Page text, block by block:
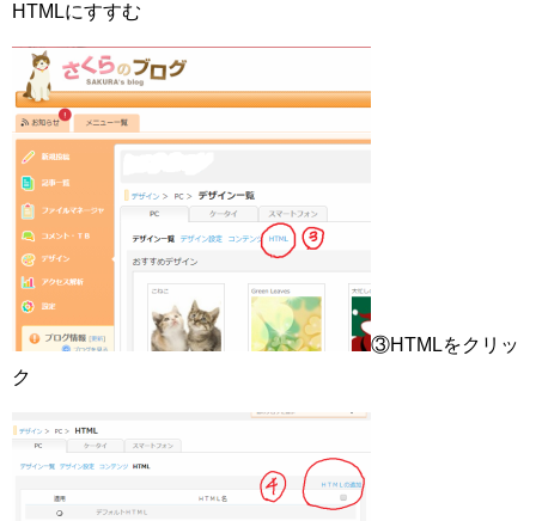
HTMLにすすむ
③HTMLをクリッ
ク